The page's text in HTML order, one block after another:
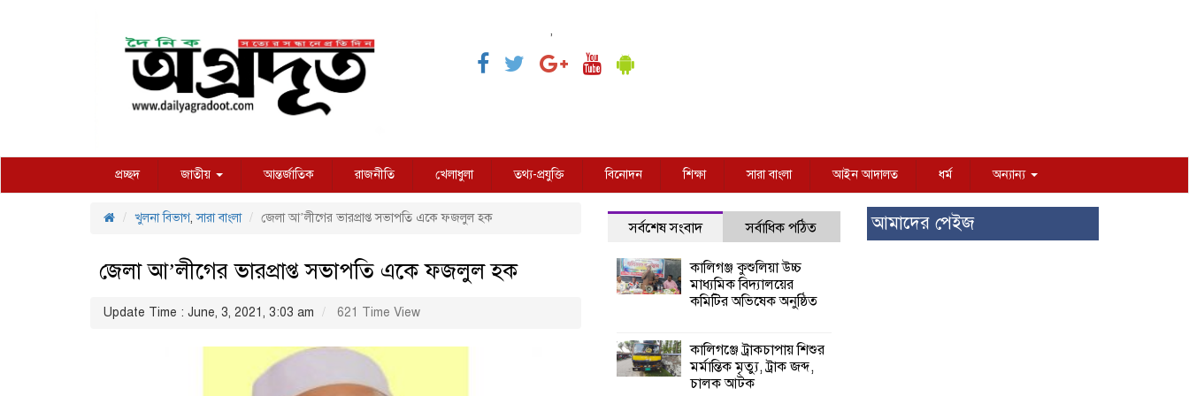
,
প্রচ্ছদ জাতীয় আন্তর্জাতিক রাজনীতি খেলাধুলা তথ্য-প্রযুক্তি বিনোদন শিক্ষা সারা বাংলা আইন আদালত ধর্ম অন্যান্য
খুলনা বিভাগ,সারা বাংলা জেলা আ’লীগের ভারপ্রাপ্ত সভাপতি একে ফজলুল হক
জেলা আ’লীগের ভারপ্রাপ্ত সভাপতি একে ফজলুল হক
Update Time : June, 3, 2021, 3:03 am 621 Time View
সর্বশেষ সংবাদ সর্বাধিক পঠিত
কালিগঞ্জ কুশুলিয়া উচ্চ
মাধ্যমিক বিদ্যালয়ের
কমিটির অভিষেক অনুষ্ঠিত
কালিগঞ্জে ট্রাকচাপায় শিশুর
মর্মান্তিক মৃত্যু, ট্রাক জব্দ,
চালক আটক
আমাদের পেইজ